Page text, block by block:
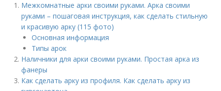
Межкомнатные арки своими руками. Арка своими
руками – пошаговая инструкция, как сделать стильную
и красивую арку (115 фото)
Основная информация
Типы арок
Наличники для арки своими руками. Простая арка из
фанеры
Как сделать арку из профиля. Как сделать арку из